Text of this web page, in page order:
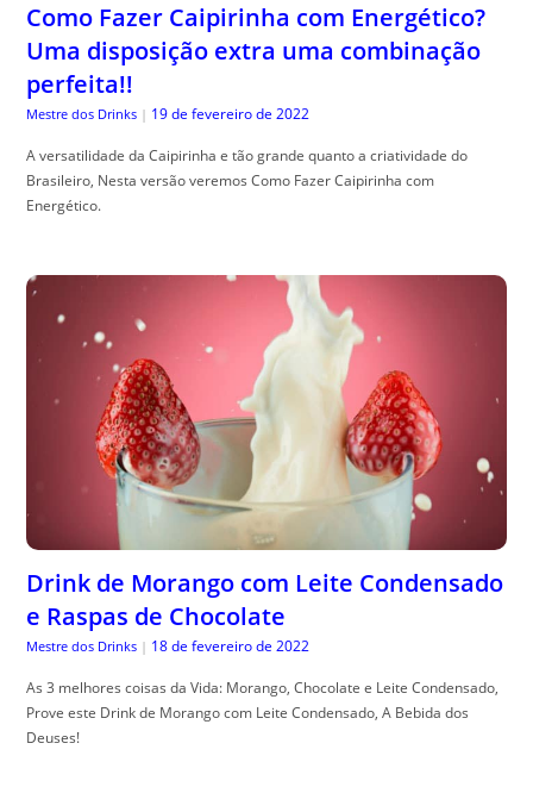
Como Fazer Caipirinha com Energético?
Uma disposição extra uma combinação
perfeita!!
Mestre dos Drinks | 19 de fevereiro de 2022
A versatilidade da Caipirinha e tão grande quanto a criatividade do
Brasileiro, Nesta versão veremos Como Fazer Caipirinha com
Energético.
Drink de Morango com Leite Condensado
e Raspas de Chocolate
Mestre dos Drinks | 18 de fevereiro de 2022
As 3 melhores coisas da Vida: Morango, Chocolate e Leite Condensado,
Prove este Drink de Morango com Leite Condensado, A Bebida dos
Deuses!